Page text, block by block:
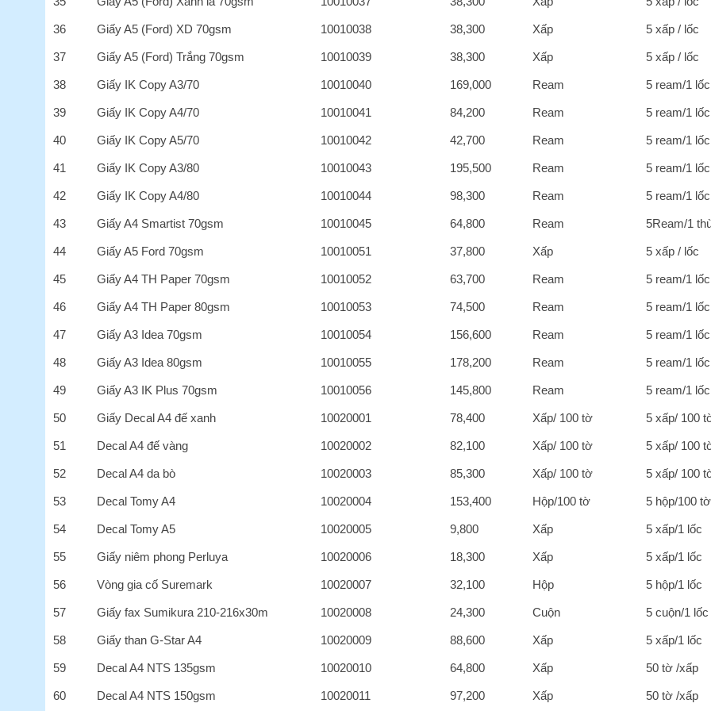
36 Giấy A5 (Ford) XD 70gsm 10010038 38,300 Xấp 5 xấp / lốc
37 Giấy A5 (Ford) Trắng 70gsm 10010039 38,300 Xấp 5 xấp / lốc
38 Giấy IK Copy A3/70 10010040 169,000 Ream 5 ream/1 lốc
39 Giấy IK Copy A4/70 10010041 84,200 Ream 5 ream/1 lốc
40 Giấy IK Copy A5/70 10010042 42,700 Ream 5 ream/1 lốc
41 Giấy IK Copy A3/80 10010043 195,500 Ream 5 ream/1 lốc
42 Giấy IK Copy A4/80 10010044 98,300 Ream 5 ream/1 lốc
43 Giấy A4 Smartist 70gsm 10010045 64,800 Ream 5Ream/1
44 Giấy A5 Ford 70gsm 10010051 37,800 Xấp 5 xấp / lốc
45 Giấy A4 TH Paper 70gsm 10010052 63,700 Ream 5 ream/1 lốc
46 Giấy A4 TH Paper 80gsm 10010053 74,500 Ream 5 ream/1 lốc
47 Giấy A3 Idea 70gsm 10010054 156,600 Ream 5 ream/1 lốc
48 Giấy A3 Idea 80gsm 10010055 178,200 Ream 5 ream/1 lốc
49 Giấy A3 IK Plus 70gsm 10010056 145,800 Ream 5 ream/1 lốc
50 Giấy Decal A4 đế xanh 10020001 78,400 Xấp/ 100 tờ 5 xấp/ 100
51 Decal A4 đế vàng 10020002 82,100 Xấp/ 100 tờ 5 xấp/ 100
52 Decal A4 da bò 10020003 85,300 Xấp/ 100 tờ 5 xấp/ 100
53 Decal Tomy A4 10020004 153,400 Hộp/100 tờ 5 hộp/100
54 Decal Tomy A5 10020005 9,800 Xấp 5 xấp/1 lốc
55 Giấy niêm phong Perluya 10020006 18,300 Xấp 5 xấp/1 lốc
56 Vòng gia cố Suremark 10020007 32,100 Hộp 5 hộp/1 lốc
57 Giấy fax Sumikura 210-216x30m 10020008 24,300 Cuộn 5 cuộn/1 lốc
58 Giấy than G-Star A4 10020009 88,600 Xấp 5 xấp/1 lốc
59 Decal A4 NTS 135gsm 10020010 64,800 Xấp 50 tờ /xấp
60 Decal A4 NTS 150gsm 10020011 97,200 Xấp 50 tờ /xấp